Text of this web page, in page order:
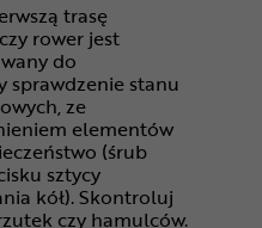
trasę
rower jest
do
sprawdzenie stanu
ze
elementów
(śrub
sztycy
kół). Skontroluj
czy hamulców.